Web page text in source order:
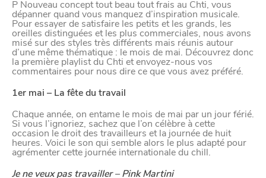
P Nouveau concept tout beau tout frais au Chti, vous
dépanner quand vous manquez d’inspiration musicale.
Pour essayer de satisfaire les petits et les grands, les
oreilles distinguées et les plus commerciales, nous avons
misé sur des styles très différents mais réunis autour
d’une même thématique : le mois de mai. Découvrez donc
la première playlist du Chti et envoyez-nous vos
commentaires pour nous dire ce que vous avez préféré.
1er mai – La fête du travail
Chaque année, on entame le mois de mai par un jour férié.
Si vous l’ignoriez, sachez que l’on célèbre à cette
occasion le droit des travailleurs et la journée de huit
heures. Voici le son qui semble alors le plus adapté pour
agrémenter cette journée internationale du chill.
Je ne veux pas travailler – Pink Martini
YouTube
Paramètres de
confidentialité
Afin de faciliter votre navigation et de vous
apporter le meilleur service possible, nous utilisons
des cookies pour améliorer le site aux besoins des
visiteurs, notamment selon la fréquentation.